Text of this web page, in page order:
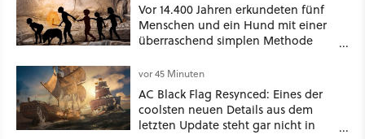
Vor 14.400 Jahren erkundeten fünf
Menschen und ein Hund mit einer
überraschend simplen Methode
Spuren für die Ewigkeit
vor 45 Minuten
AC Black Flag Resynced: Eines der
coolsten neuen Details aus dem
letzten Update steht gar nicht in